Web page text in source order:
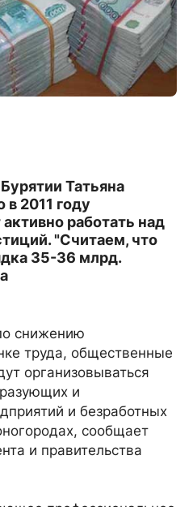
Татьяна
в 2011 году
работать над
"Считаем, что
35-36 млрд.
снижению
труда, общественные
организовываться
и
и безработных
сообщает
и правительства